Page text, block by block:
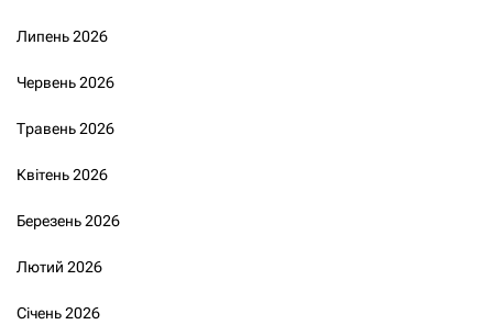
Липень 2026
Червень 2026
Травень 2026
Квітень 2026
Березень 2026
Лютий 2026
Січень 2026